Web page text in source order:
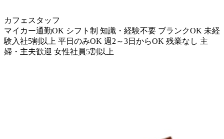
カフェスタッフ
マイカー通勤OK シフト制 知識・経験不要 ブランクOK 未経
験入社5割以上 平日のみOK 週2～3日からOK 残業なし 主
婦・主夫歓迎 女性社員5割以上